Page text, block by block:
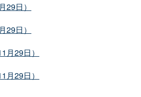
29日）
29日）
月29日）
月29日）